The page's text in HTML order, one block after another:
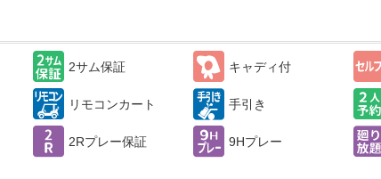
2サム保証 キャディ付
リモコンカート 手引き
2Rプレー保証 9Hプレー